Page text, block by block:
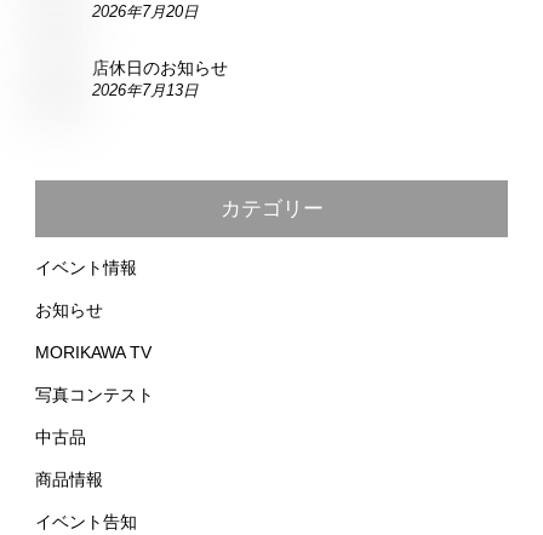
2026年7月20日
店休日のお知らせ
2026年7月13日
カテゴリー
イベント情報
お知らせ
MORIKAWA TV
写真コンテスト
中古品
商品情報
イベント告知